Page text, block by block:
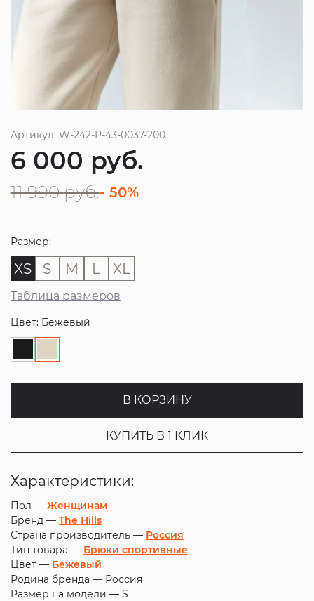
Артикул: W-242-P-43-0037-200
6 000 руб.
11 990 руб.- 50%
Размер:
XS S M L XL
Таблица размеров
Цвет: Бежевый
В КОРЗИНУ
КУПИТЬ В 1 КЛИК
Характеристики:
Пол — Женщинам
Бренд — The Hills
Страна производитель — Россия
Тип товара — Брюки спортивные
Цвет — Бежевый
Родина бренда — Россия
Размер на модели — S